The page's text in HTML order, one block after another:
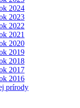
2024
2023
2022
2021
2020
2019
2018
2017
2016
prírody